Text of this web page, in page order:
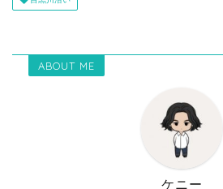
ABOUT ME
ケニー